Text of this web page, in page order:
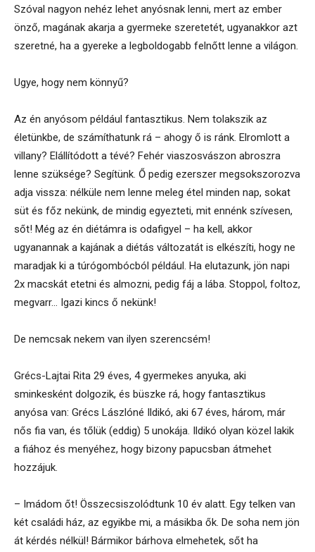
Szóval nagyon nehéz lehet anyósnak lenni, mert az ember
önző, magának akarja a gyermeke szeretetét, ugyanakkor azt
szeretné, ha a gyereke a legboldogabb felnőtt lenne a világon.
Ugye, hogy nem könnyű?
Az én anyósom például fantasztikus. Nem tolakszik az
életünkbe, de számíthatunk rá – ahogy ő is ránk. Elromlott a
villany? Elállítódott a tévé? Fehér viaszosvászon abroszra
lenne szüksége? Segítünk. Ő pedig ezerszer megsokszorozva
adja vissza: nélküle nem lenne meleg étel minden nap, sokat
süt és főz nekünk, de mindig egyezteti, mit ennénk szívesen,
sőt! Még az én diétámra is odafigyel – ha kell, akkor
ugyanannak a kajának a diétás változatát is elkészíti, hogy ne
maradjak ki a túrógombócból például. Ha elutazunk, jön napi
2x macskát etetni és almozni, pedig fáj a lába. Stoppol, foltoz,
megvarr… Igazi kincs ő nekünk!
De nemcsak nekem van ilyen szerencsém!
Grécs-Lajtai Rita 29 éves, 4 gyermekes anyuka, aki
sminkesként dolgozik, és büszke rá, hogy fantasztikus
anyósa van: Grécs Lászlóné Ildikó, aki 67 éves, három, már
nős fia van, és tőlük (eddig) 5 unokája. Ildikó olyan közel lakik
a fiához és menyéhez, hogy bizony papucsban átmehet
hozzájuk.
– Imádom őt! Összecsiszolódtunk 10 év alatt. Egy telken van
két családi ház, az egyikbe mi, a másikba ők. De soha nem jön
át kérdés nélkül! Bármikor bárhova elmehetek, sőt ha